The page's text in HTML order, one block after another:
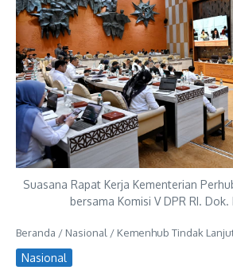
Suasana Rapat Kerja Kementerian
bersama Komisi V DPR RI. Dok.
Beranda / Nasional / Kemenhub Tindak
Nasional